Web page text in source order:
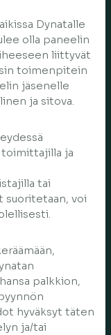
Dynatalle
olla paneelin
liittyvät
toimenpitein
jäsenelle
ja sitova.
ja
tai
suoritetaan, voi
palkkion,
hyväksyt täten
ja/tai